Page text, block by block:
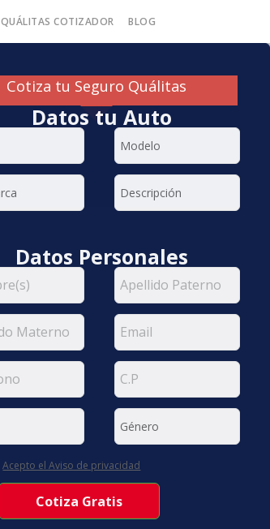
QUÁLITAS COTIZADOR BLOG
Cotiza tu Seguro Quálitas
Datos tu Auto
Datos Personales
Acepto el Aviso de privacidad